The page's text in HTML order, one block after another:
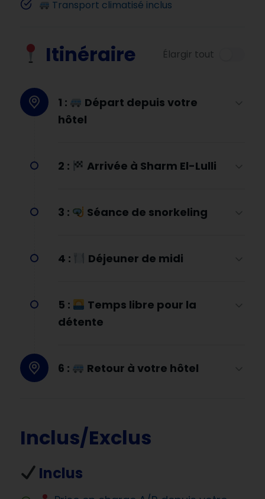
Transport climatisé inclus
Itinéraire Élargir tout
1 :
Départ depuis votre
hôtel
2 : Arrivée à Sharm El-Lulli
3 : Séance de snorkeling
4 : Déjeuner de midi
5 :
Temps libre pour la
détente
6 : Retour à votre hôtel
Inclus/Exclus
Inclus